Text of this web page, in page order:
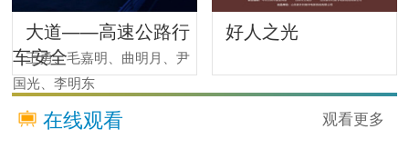
大道——高速公路行
车安全
王勇、毛嘉明、曲明月、尹
国光、李明东
好人之光
在线观看 观看更多